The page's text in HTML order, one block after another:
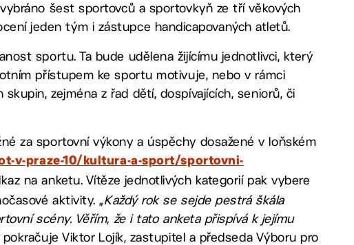
šest sportovců a sportovkyň ze tří věkových
jeden tým i zástupce handicapovaných atletů.
sportu. Ta bude udělena žijícímu jednotlivci, který
přístupem ke sportu motivuje, nebo v rámci
zejména z řad dětí, dospívajících, seniorů, či
za sportovní výkony a úspěchy dosažené v loňském
v-praze-10/kultura-a-sport/sportovni-
na anketu. Vítěze jednotlivých kategorií pak vybere
aktivity. „Každý rok se sejde pestrá škála
scény. Věřím, že i tato anketa přispívá k jejímu
pokračuje Viktor Lojík, zastupitel a předseda Výboru pro